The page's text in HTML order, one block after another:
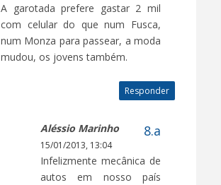
A garotada prefere gastar 2 mil
com celular do que num Fusca,
num Monza para passear, a moda
mudou, os jovens também.
Responder
Aléssio Marinho
15/01/2013, 13:04
Infelizmente mecânica de
autos em nosso país